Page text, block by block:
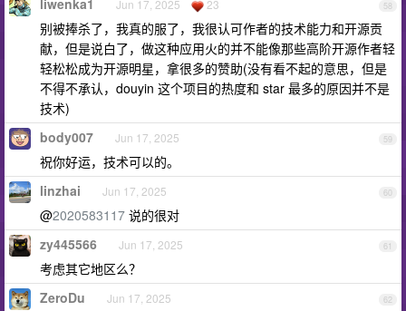
58
Jun 17, 2025 23
别被捧杀了，我真的服了，我很认可作者的技术能力和开源贡
献，但是说白了，做这种应用火的并不能像那些高阶开源作者轻
轻松松成为开源明星，拿很多的赞助(没有看不起的意思，但是
不得不承认，douyin 这个项目的热度和 star 最多的原因并不是
技术)
59
body007 Jun 17, 2025
祝你好运，技术可以的。
60
linzhai Jun 17, 2025
@2020583117 说的很对
61
zy445566 Jun 17, 2025
考虑其它地区么？
62
ZeroDu Jun 17, 2025